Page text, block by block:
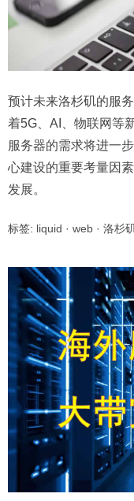
预计未来洛杉矶的服
着5G、AI、物联网等
服务器的需求将进一
心建设的重要考量因
发展。
标签: liquid · web · 洛杉